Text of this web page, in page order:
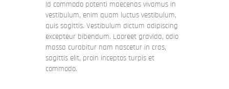
Id commodo potenti maecenas vivamus in
vestibulum, enim quam luctus vestibulum,
quis sagittis. Vestibulum dictum adipiscing
excepteur bibendum. Laoreet gravida, odio
massa curabitur nam nascetur in cras,
sagittis elit, proin inceptos turpis et
commodo.